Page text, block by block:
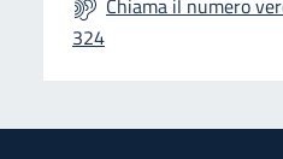
Chiama il numero
324